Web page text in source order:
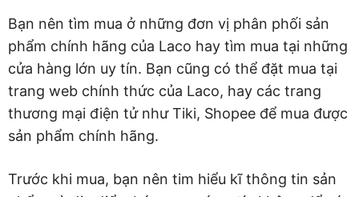
Bạn nên tìm mua ở những đơn vị phân phối sản
phẩm chính hãng của Laco hay tìm mua tại những
cửa hàng lớn uy tín. Bạn cũng có thể đặt mua tại
trang web chính thức của Laco, hay các trang
thương mại điện tử như Tiki, Shopee để mua được
sản phẩm chính hãng.
Trước khi mua, bạn nên tim hiểu kĩ thông tin sản